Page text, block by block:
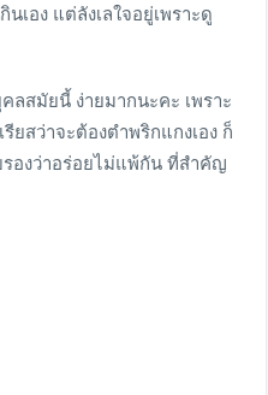
เอง แต่ลังเลใจอยู่เพราะดู
ลสมัยนี้ ง่ายมากนะคะ เพราะ
ยสว่าจะต้องตำพริกแกงเอง ก็
รองว่าอร่อยไม่แพ้กัน ที่สำคัญ